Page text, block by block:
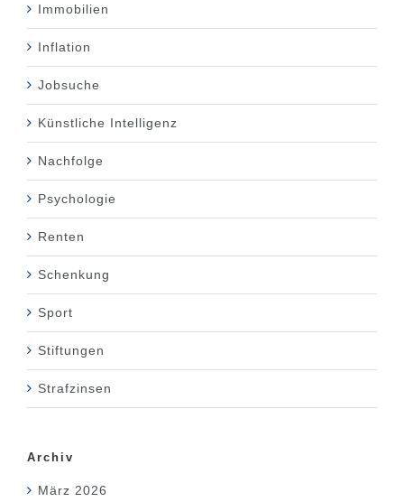
Immobilien
Inflation
Jobsuche
Künstliche Intelligenz
Nachfolge
Psychologie
Renten
Schenkung
Sport
Stiftungen
Strafzinsen
Archiv
März 2026